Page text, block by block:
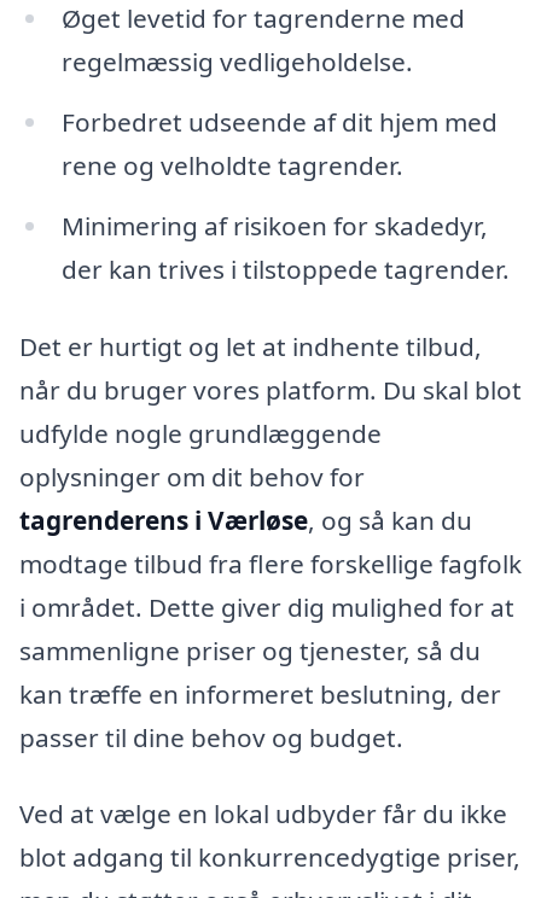
Øget levetid for tagrenderne med
regelmæssig vedligeholdelse.
Forbedret udseende af dit hjem med
rene og velholdte tagrender.
Minimering af risikoen for skadedyr,
der kan trives i tilstoppede tagrender.
Det er hurtigt og let at indhente tilbud,
når du bruger vores platform. Du skal blot
udfylde nogle grundlæggende
oplysninger om dit behov for
tagrenderens i Værløse, og så kan du
modtage tilbud fra flere forskellige fagfolk
i området. Dette giver dig mulighed for at
sammenligne priser og tjenester, så du
kan træffe en informeret beslutning, der
passer til dine behov og budget.
Ved at vælge en lokal udbyder får du ikke
blot adgang til konkurrencedygtige priser,